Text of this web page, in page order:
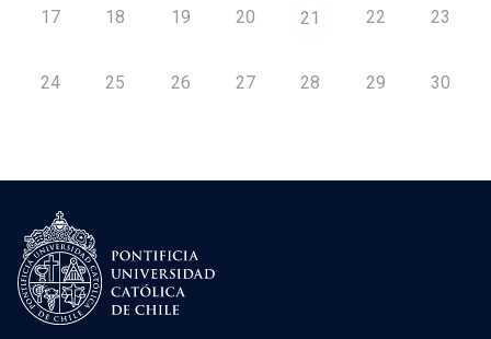
17 18 19 20 21 22 23
24 25 26 27 28 29 30